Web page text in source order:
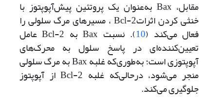
مقابل، Bax به‌عنوان یک پروتئین پیش‌آپوپتوز با
خنثی ‌کردن اثرات‌Bcl-2 ، مسیرهای مرگ سلولی را
فعال می‌کند (10 ). نسبت Bax به Bcl-2 عامل
تعیین‌کننده‌ای در پاسخ سلول به محرک‌های
آپوپتوزی است؛ به‌طوری‌که غلبه Bax به مرگ سلولی
منجر می‌‌شود، در‌حالی‌که غلبه Bcl-2 از آپوپتوز
جلوگیری می‌کند.